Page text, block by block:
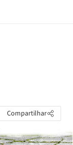
Compartilhar